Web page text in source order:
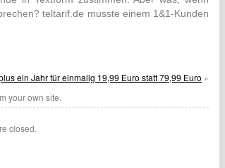
teltarif.de musste einem 1&1-Kunden
ein Jahr für einmalig 19,99 Euro statt 79,99 Euro »
your own site.
closed.